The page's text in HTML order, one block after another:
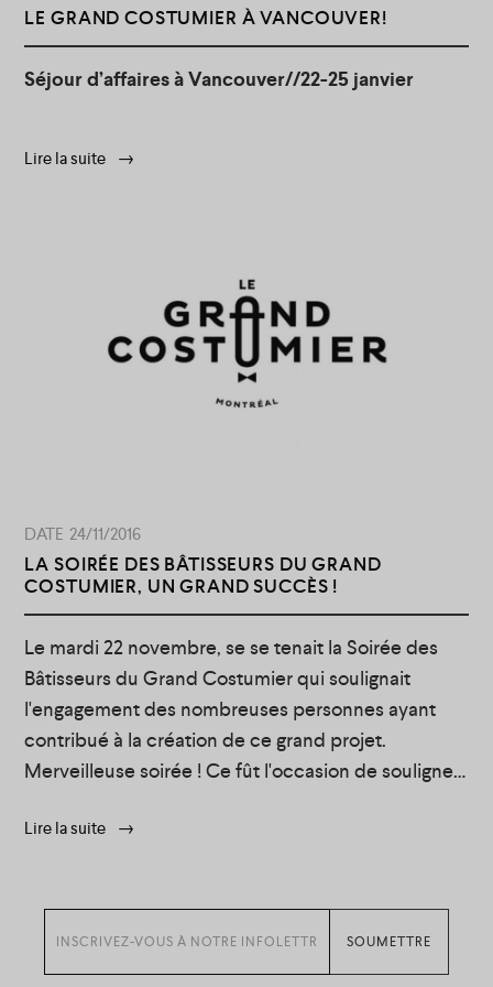
LE GRAND COSTUMIER À VANCOUVER!
Séjour d’affaires à Vancouver//22-25 janvier
Lire la suite
24/11/2016
LA SOIRÉE DES BÂTISSEURS DU GRAND
COSTUMIER, UN GRAND SUCCÈS !
Le mardi 22 novembre, se se tenait la Soirée des
Bâtisseurs du Grand Costumier qui soulignait
l'engagement des nombreuses personnes ayant
contribué à la création de ce grand projet.
Merveilleuse soirée ! Ce fût l'occasion de souligner
Gouvernement du Québec et de la Ville de
Lire la suite